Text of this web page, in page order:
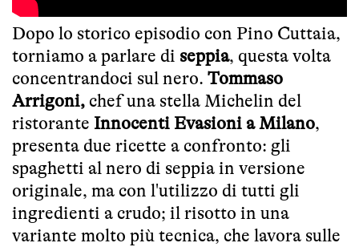
Dopo lo storico episodio con Pino Cuttaia,
torniamo a parlare di seppia, questa volta
concentrandoci sul nero. Tommaso
Arrigoni, chef una stella Michelin del
ristorante Innocenti Evasioni a Milano,
presenta due ricette a confronto: gli
spaghetti al nero di seppia in versione
originale, ma con l'utilizzo di tutti gli
ingredienti a crudo; il risotto in una
variante molto più tecnica, che lavora sulle